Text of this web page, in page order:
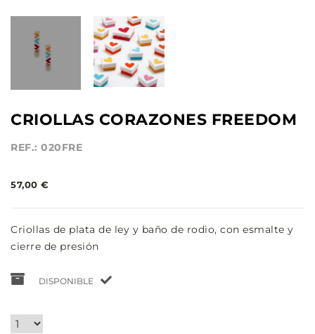
CRIOLLAS CORAZONES FREEDOM
REF.: 020FRE
57,00 €
Criollas de plata de ley y baño de rodio, con esmalte y
cierre de presión
DISPONIBLE